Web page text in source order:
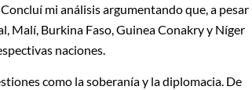
mi análisis argumentando que, a pesar
Malí, Burkina Faso, Guinea Conakry y Níger
naciones.
como la soberanía y la diplomacia. De